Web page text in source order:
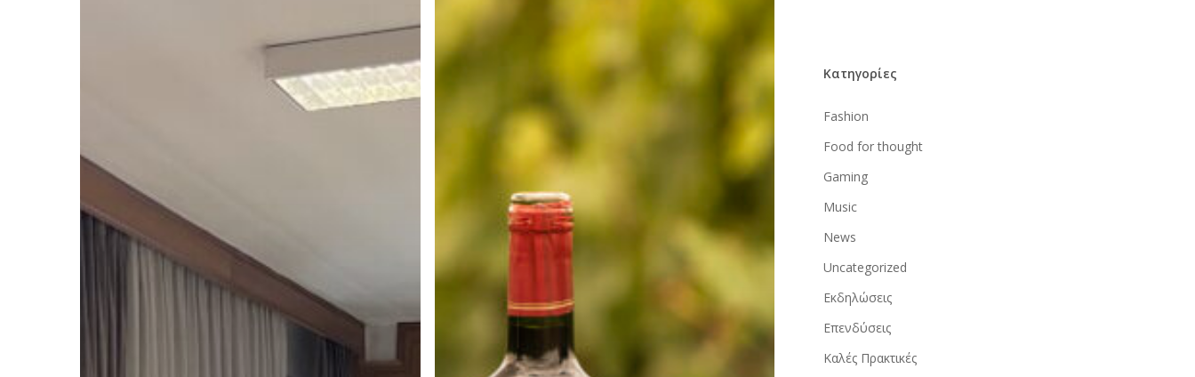
Kατηγορίες
Fashion
Food for thought
Gaming
Music
News
Uncategorized
Εκδηλώσεις
Επενδύσεις
Καλές Πρακτικές